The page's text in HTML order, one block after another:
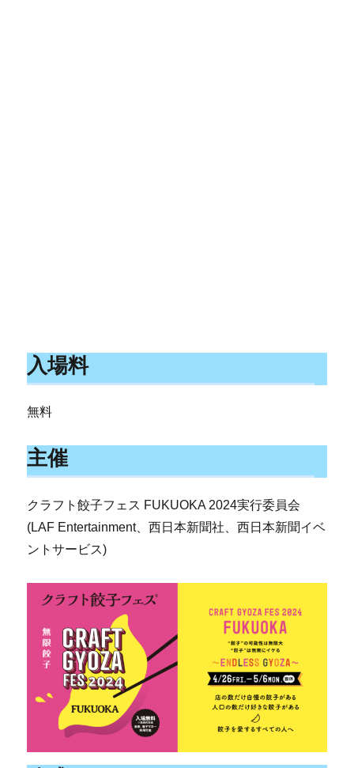
入場料
無料
主催
クラフト餃子フェス FUKUOKA 2024実行委員会
(LAF Entertainment、⻄日本新聞社、⻄日本新聞イベ
ントサービス)